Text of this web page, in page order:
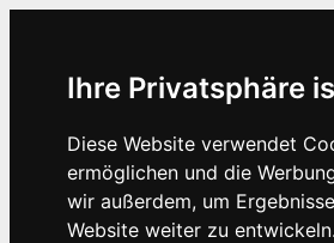
Ihre Privatsphäre
Diese Website verwendet
ermöglichen und die
wir außerdem, um
Website weiter zu entwickeln.